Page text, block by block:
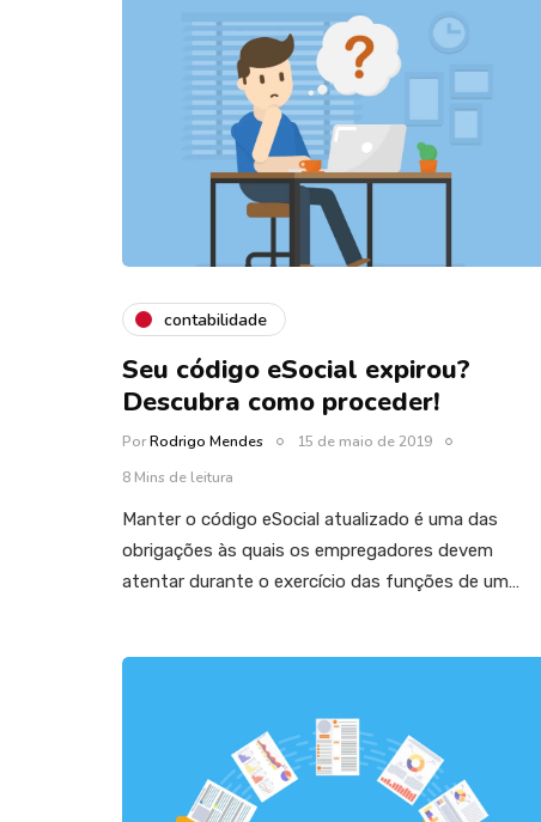
contabilidade
Seu código eSocial expirou?
Descubra como proceder!
PorRodrigo Mendes
15 de maio de 2019
8 Mins de leitura
Manter o código eSocial atualizado é uma das
obrigações às quais os empregadores devem
atentar durante o exercício das funções de um…